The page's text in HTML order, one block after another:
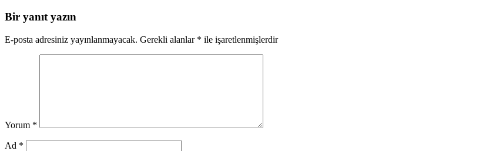
Bir yanıt yazın
E-posta adresiniz yayınlanmayacak. Gerekli alanlar * ile işaretlenmişlerdir
Yorum *
Ad *